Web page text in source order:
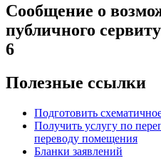
Сообщение о
публичного
6
Полезные ссылки
Подготовить
Получить услугу по
переводу помещения
Бланки заявлений